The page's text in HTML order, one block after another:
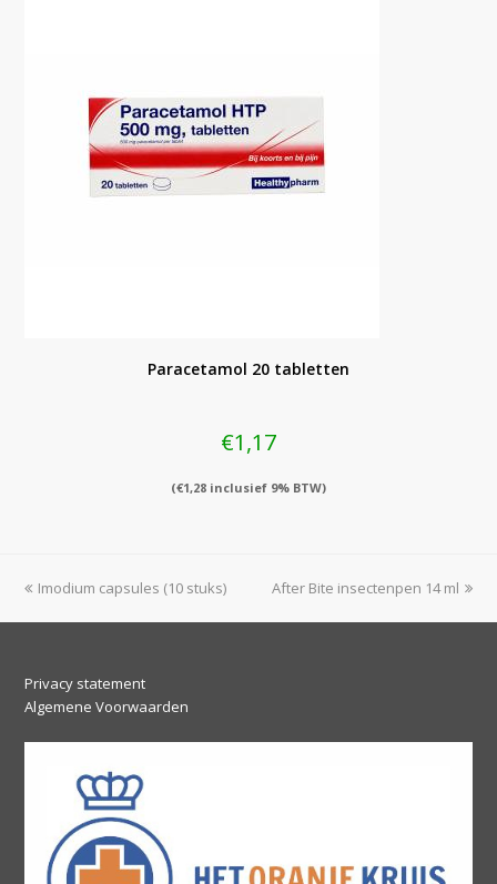
Paracetamol 20 tabletten
€1,17
(€1,28 inclusief 9% BTW)
previous
Imodium capsules (10 stuks)
next
After Bite insectenpen 14 ml
Privacy statement
Algemene Voorwaarden